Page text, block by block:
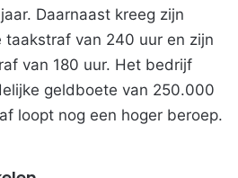
Daarnaast kreeg zijn
taakstraf van 240 uur en zijn
van 180 uur. Het bedrijf
geldboete van 250.000
loopt nog een hoger beroep.